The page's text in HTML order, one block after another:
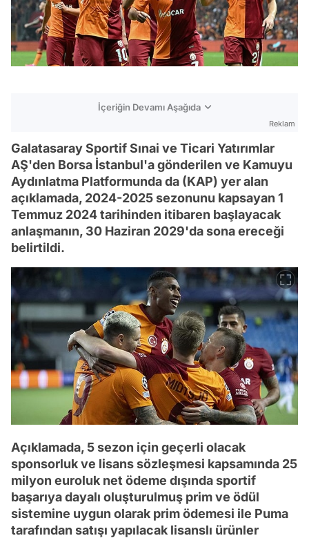
İçeriğin Devamı Aşağıda
Reklam
Galatasaray Sportif Sınai ve Ticari Yatırımlar
AŞ'den Borsa İstanbul'a gönderilen ve Kamuyu
Aydınlatma Platformunda da (KAP) yer alan
açıklamada, 2024-2025 sezonunu kapsayan 1
Temmuz 2024 tarihinden itibaren başlayacak
anlaşmanın, 30 Haziran 2029'da sona ereceği
belirtildi.
Açıklamada, 5 sezon için geçerli olacak
sponsorluk ve lisans sözleşmesi kapsamında 25
milyon euroluk net ödeme dışında sportif
başarıya dayalı oluşturulmuş prim ve ödül
sistemine uygun olarak prim ödemesi ile Puma
tarafından satışı yapılacak lisanslı ürünler